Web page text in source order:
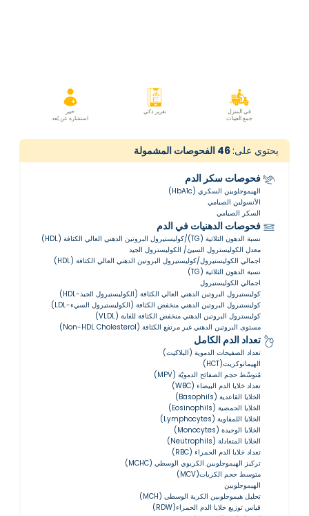
في المنزل
جمع العينات
تقرير ذكي
خبير
استشارة عن بُعد
يحتوي على:46 الفحوصات المشمولة
فحوصات سكر الدم
الهيموجلوبين السكري (HbA1c)
الأنسولين الصيامي
السكر الصيامي
فحوصات الدهنيات في الدم
نسبة الدهون الثلاثية (TG)/كوليستيرول البروتين الدهني العالي الكثافة (HDL)
معدل الكوليسترول السيئ/ الكوليسترول الجيد
اجمالي الكوليستيرول/كوليستيرول البروتين الدهني العالي الكثافة (HDL)
نسبة الدهون الثلاثية (TG)
اجمالي الكوليستيرول
كوليستيرول البروتين الدهني العالي الكثافة (الكوليستيرول الجيد-HDL)
كوليستيرول البروتين الدهني منخفض الكثافة (الكوليستيرول السيء-LDL)
كوليسترول البروتين الدهني منخفض الكثافة للغاية (VLDL)
مستوى البروتين الدهني غير مرتفع الكثافة (Non-HDL Cholesterol)
تعداد الدم الكامل
تعداد الصفيحات الدموية (البلاكيت)
الهيماتوكريت(HCT)
مُتوسّط ​​حجم الصفائح الدمويّة (MPV)
تعداد خلايا الدم البيضاء (WBC)
الخلايا القاعدية (Basophils)
الخلايا الحمضية (Eosinophils)
الخلايا اللمفاوية (Lymphocytes)
الخلايا الوحيدة (Monocytes)
الخلايا المتعادلة (Neutrophils)
تعداد خلايا الدم الحمراء (RBC)
تركيز الهيموجلوبين الكريوي الوسطي (MCHC)
متوسط حجم الكريات(MCV)
الهيموجلوبين
تحليل هيموجلوبين الكرية الوسطي (MCH)
قياس توزيع خلايا الدم الحمراء(RDW)